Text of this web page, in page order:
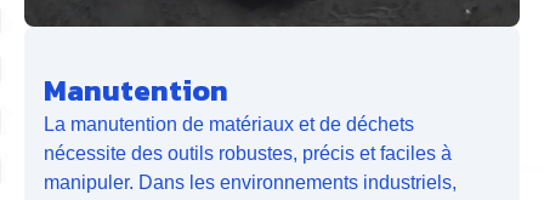
Manutention
La manutention de matériaux et de déchets
nécessite des outils robustes, précis et faciles à
manipuler. Dans les environnements industriels,